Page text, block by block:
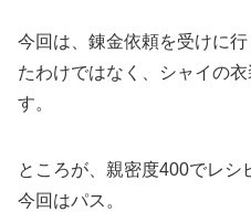
今回は、錬金依頼を受けに
たわけではなく、シャイの
す。
ところが、親密度400でレシ
今回はパス。